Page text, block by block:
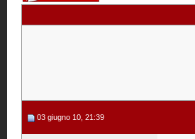
03 giugno 10, 21:39